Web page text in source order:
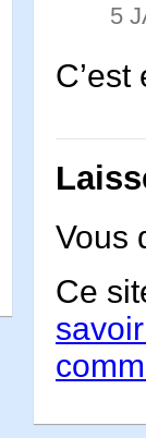
5
Vous
Ce